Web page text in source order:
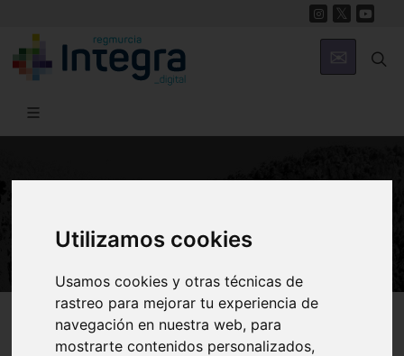
Utilizamos cookies
Usamos cookies y otras técnicas de
rastreo para mejorar tu experiencia de
navegación en nuestra web, para
mostrarte contenidos personalizados,
Vida en los fondos
Región de Murcia Digital Naturaleza Ecosistema Marino